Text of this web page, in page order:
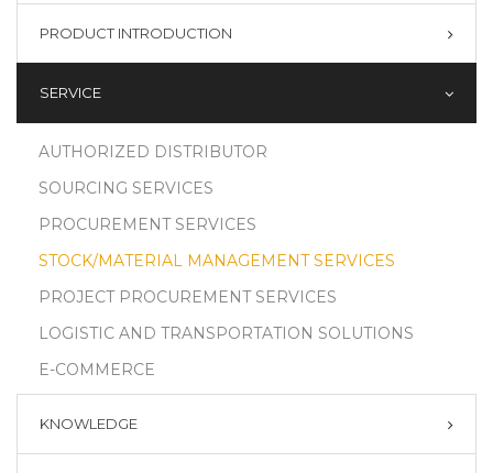
PRODUCT INTRODUCTION
SERVICE
AUTHORIZED DISTRIBUTOR
SOURCING SERVICES
PROCUREMENT SERVICES
STOCK/MATERIAL MANAGEMENT SERVICES
PROJECT PROCUREMENT SERVICES
LOGISTIC AND TRANSPORTATION SOLUTIONS
E-COMMERCE
KNOWLEDGE